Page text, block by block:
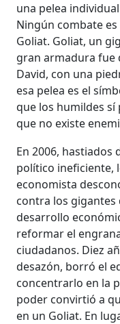
una pelea
Ningún combate
Goliat. Goliat, un
gran armadura fue
David, con una
esa pelea es el
que los humildes sí
que no existe
En 2006, hastiados
político ineficiente,
economista
contra los gigantes
desarrollo
reformar el
ciudadanos. Diez
desazón, borró el
concentrarlo en la
poder convirtió a
en un Goliat. En